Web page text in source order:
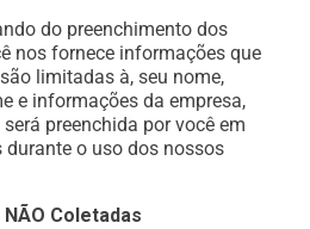
do preenchimento dos
nos fornece informações que
limitadas à, seu nome,
e informações da empresa,
preenchida por você em
o uso dos nossos
Coletadas